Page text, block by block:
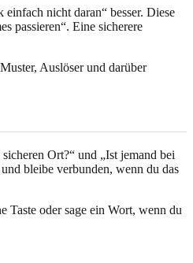
nicht daran“ besser. Diese
passieren“. Eine sicherere
Auslöser und darüber
Ort?“ und „Ist jemand bei
bleibe verbunden, wenn du das
Taste oder sage ein Wort, wenn du